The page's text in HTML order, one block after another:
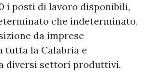
i posti di lavoro disponibili,
che indeterminato,
da imprese
tutta la Calabria e
diversi settori produttivi.